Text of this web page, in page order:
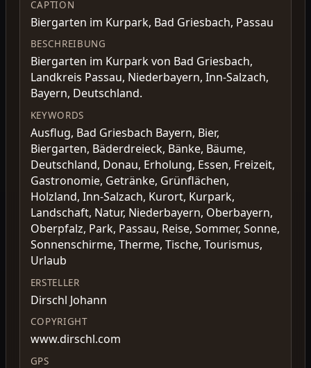
CAPTION
Biergarten im Kurpark, Bad Griesbach, Passau
BESCHREIBUNG
Biergarten im Kurpark von Bad Griesbach,
Landkreis Passau, Niederbayern, Inn-Salzach,
Bayern, Deutschland.
KEYWORDS
Ausflug, Bad Griesbach Bayern, Bier,
Biergarten, Bäderdreieck, Bänke, Bäume,
Deutschland, Donau, Erholung, Essen, Freizeit,
Gastronomie, Getränke, Grünflächen,
Holzland, Inn-Salzach, Kurort, Kurpark,
Landschaft, Natur, Niederbayern, Oberbayern,
Oberpfalz, Park, Passau, Reise, Sommer, Sonne,
Sonnenschirme, Therme, Tische, Tourismus,
Urlaub
ERSTELLER
Dirschl Johann
COPYRIGHT
www.dirschl.com
GPS